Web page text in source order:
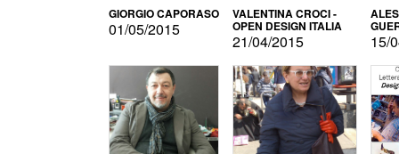
GIORGIO CAPORASO
01/05/2015
VALENTINA CROCI -
OPEN DESIGN ITALIA
21/04/2015 15/